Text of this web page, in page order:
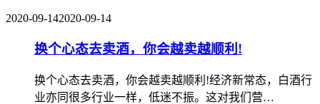
2020-09-142020-09-14
换个心态去卖酒，你会越卖越顺利!
换个心态去卖酒，你会越卖越顺利!经济新常态，白酒行
业亦同很多行业一样，低迷不振。这对我们营…